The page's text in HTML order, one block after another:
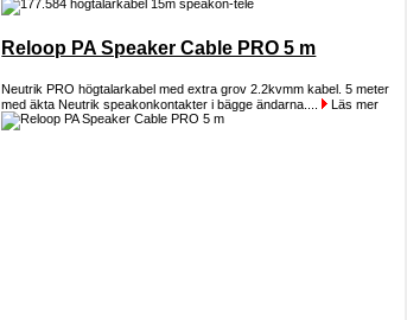
Reloop PA Speaker Cable PRO 5 m
Neutrik PRO högtalarkabel med extra grov 2.2kvmm kabel. 5 meter
med äkta Neutrik speakonkontakter i bägge ändarna....
Läs mer